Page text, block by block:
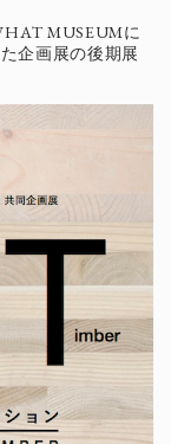
MUSEUMに
企画展の後期展